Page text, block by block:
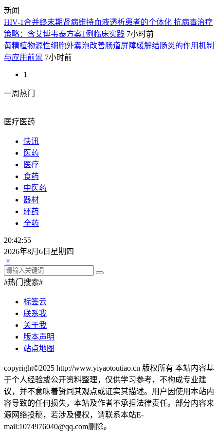
新闻
HIV-1合并终末期肾病维持血液透析患者的个体化 抗病毒治疗
策略：含艾博韦泰方案1例临床实践 7小时前
黄精植物源性细胞外囊泡改善肠道屏障缓解结肠炎的作用机制
与应用前景 7小时前
1
一周热门
医疗医药
快讯
医药
医疗
食药
中医药
器材
环药
全药
20:42:55
2026年8月6日星期四
×
#热门搜索#
标签云
联系我
关于我
版本声明
站点地图
copyright©2025 http://www.yiyaotoutiao.cn 版权所有 本站内容基
于个人经验或公开资料整理，仅供学习参考，不构成专业建
议，并不意味着赞同其观点或证实其描述。用户因使用本站内
容导致的任何损失，本站及作者不承担法律责任。部分内容来
源网络投稿，若涉及侵权，请联系本站E-
mail:1074976040@qq.com删除。